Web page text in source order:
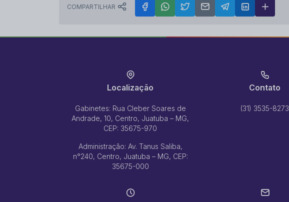
COMPARTILHAR
Localização
Gabinetes: Rua Cleber Soares de
Andrade, 10, Centro, Juatuba – MG,
CEP: 35675-970
Administração: Av. Tanus Saliba,
n°240, Centro, Juatuba – MG, CEP:
35675-000
Contato
(31) 3535-8273